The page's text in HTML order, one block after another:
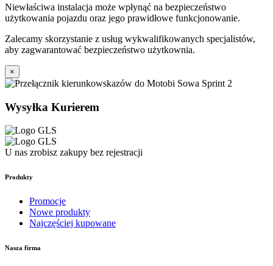
Niewłaściwa instalacja może wpłynąć na bezpieczeństwo
użytkowania pojazdu oraz jego prawidłowe funkcjonowanie.
Zalecamy skorzystanie z usług wykwalifikowanych specjalistów,
aby zagwarantować bezpieczeństwo użytkownia.
×
Wysyłka Kurierem
U nas zrobisz zakupy bez rejestracji
Produkty
Promocje
Nowe produkty
Najczęściej kupowane
Nasza firma